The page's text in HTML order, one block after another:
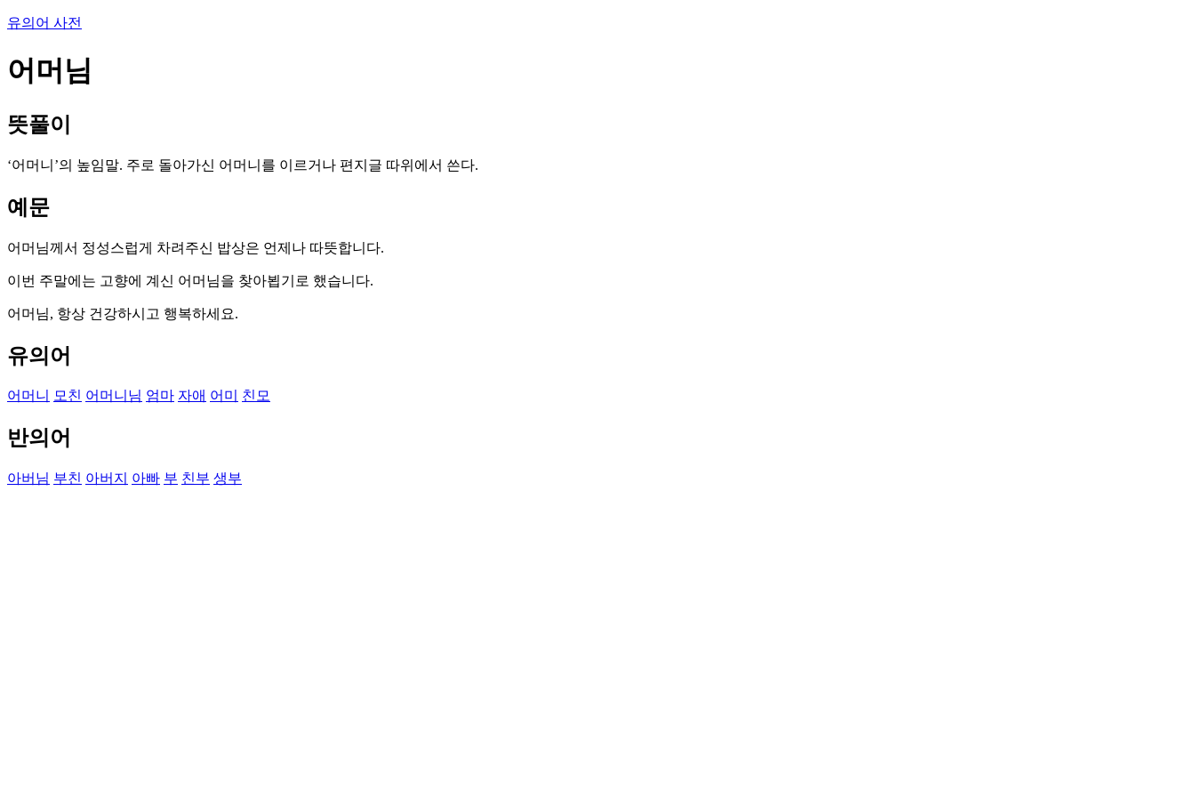
유의어 사전
어머님
뜻풀이
‘어머니’의 높임말. 주로 돌아가신 어머니를 이르거나 편지글 따위에서 쓴다.
예문
어머님께서 정성스럽게 차려주신 밥상은 언제나 따뜻합니다.
이번 주말에는 고향에 계신 어머님을 찾아뵙기로 했습니다.
어머님, 항상 건강하시고 행복하세요.
유의어
어머니 모친 어머니님 엄마 자애 어미 친모
반의어
아버님 부친 아버지 아빠 부 친부 생부